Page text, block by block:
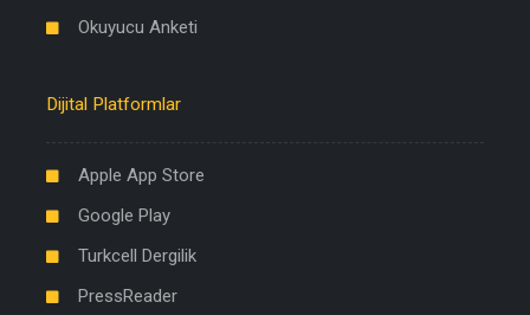
Okuyucu Anketi
Dijital Platformlar
Apple App Store
Google Play
Turkcell Dergilik
PressReader